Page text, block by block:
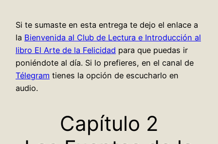
Si te sumaste en esta entrega te dejo el enlace a
la Bienvenida al Club de Lectura e Introducción al
libro El Arte de la Felicidad para que puedas ir
poniéndote al día. Si lo prefieres, en el canal de
Télegram tienes la opción de escucharlo en
audio.
Capítulo 2